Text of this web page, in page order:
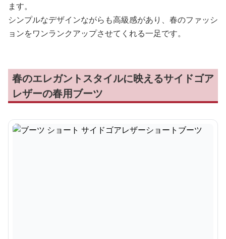
ます。
シンプルなデザインながらも高級感があり、春のファッシ
ョンをワンランクアップさせてくれる一足です。
春のエレガントスタイルに映えるサイドゴア
レザーの春用ブーツ